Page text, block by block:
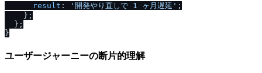
result : '開発やり直しで 1 ヶ月遅延' ;
    };
  };
ユーザージャーニーの断片的理解